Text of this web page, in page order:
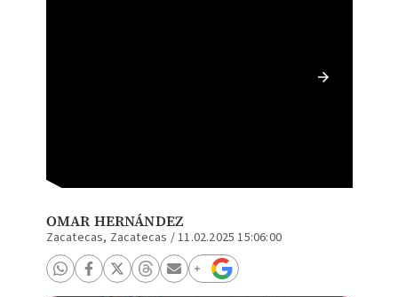
OMAR HERNÁNDEZ
Zacatecas, Zacatecas /11.02.2025 15:06:00